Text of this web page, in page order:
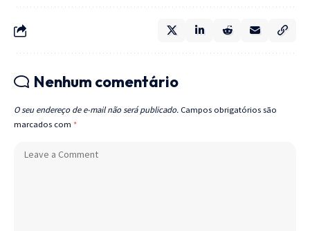
Nenhum comentário
O seu endereço de e-mail não será publicado. Campos obrigatórios são
marcados com *